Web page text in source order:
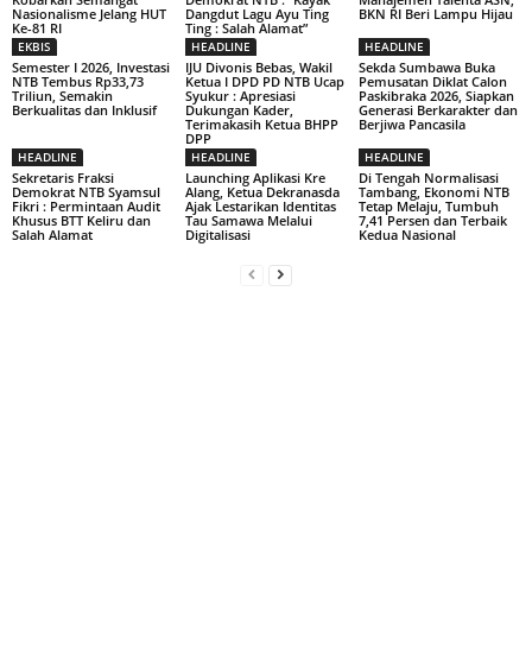
Nasionalisme Jelang HUT
Ke-81 RI
Dangdut Lagu Ayu Ting
Ting : Salah Alamat”
BKN RI Beri Lampu Hijau
EKBIS
Semester I 2026, Investasi
NTB Tembus Rp33,73
Triliun, Semakin
Berkualitas dan Inklusif
HEADLINE
IJU Divonis Bebas, Wakil
Ketua I DPD PD NTB Ucap
Syukur : Apresiasi
Dukungan Kader,
Terimakasih Ketua BHPP
DPP
HEADLINE
Sekda Sumbawa Buka
Pemusatan Diklat Calon
Paskibraka 2026, Siapkan
Generasi Berkarakter dan
Berjiwa Pancasila
HEADLINE
Sekretaris Fraksi
Demokrat NTB Syamsul
Fikri : Permintaan Audit
Khusus BTT Keliru dan
Salah Alamat
HEADLINE
Launching Aplikasi Kre
Alang, Ketua Dekranasda
Ajak Lestarikan Identitas
Tau Samawa Melalui
Digitalisasi
HEADLINE
Di Tengah Normalisasi
Tambang, Ekonomi NTB
Tetap Melaju, Tumbuh
7,41 Persen dan Terbaik
Kedua Nasional